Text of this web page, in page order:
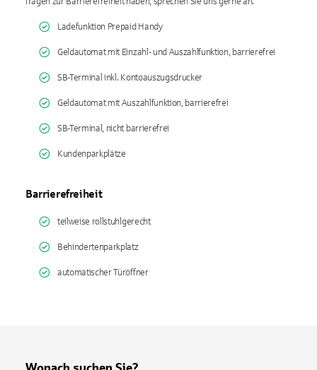
Ladefunktion Prepaid Handy
Geldautomat mit Einzahl- und Auszahlfunktion, barrierefrei
SB-Terminal inkl. Kontoauszugsdrucker
Geldautomat mit Auszahlfunktion, barrierefrei
SB-Terminal, nicht barrierefrei
Kundenparkplätze
Barrierefreiheit
teilweise rollstuhlgerecht
Behindertenparkplatz
automatischer Türöffner